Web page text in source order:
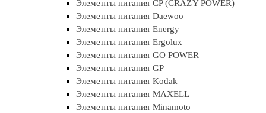
Элементы питания CP (CRAZY POWER)
Элементы питания Daewoo
Элементы питания Energy
Элементы питания Ergolux
Элементы питания GO POWER
Элементы питания GP
Элементы питания Kodak
Элементы питания MAXELL
Элементы питания Minamoto